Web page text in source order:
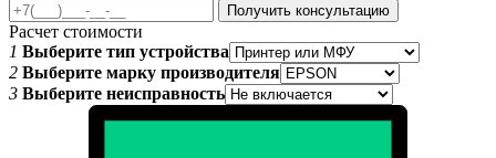
Получить консультацию
Расчет стоимости
1 Выберите тип устройства
2 Выберите марку производителя
3 Выберите неисправность